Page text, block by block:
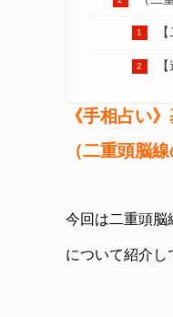
《手相占い
（二重頭脳線
今回は二重頭脳
について紹介し